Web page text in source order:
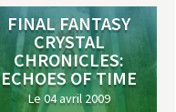
FINAL FANTASY
CRYSTAL
CHRONICLES:
ECHOES OF TIME
Le 04 avril 2009